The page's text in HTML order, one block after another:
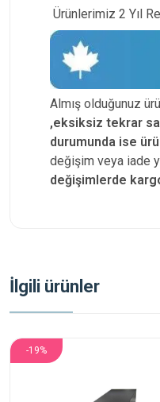
Ürünlerimiz 2 Yıl
Almış olduğunuz
,eksiksiz tekrar
durumunda ise
değişim veya iade
değişimlerde
İlgili ürünler
-19%